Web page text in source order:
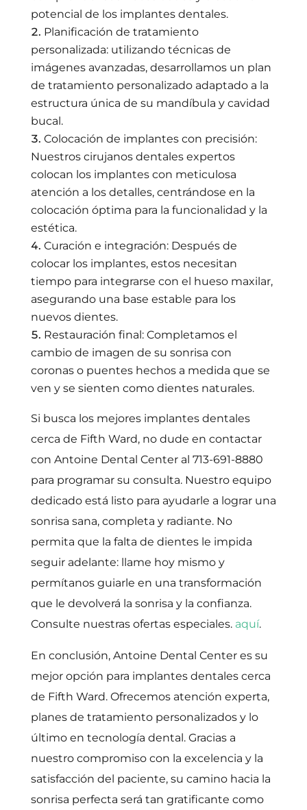
potencial de los implantes dentales.
Planificación de tratamiento
personalizada: utilizando técnicas de
imágenes avanzadas, desarrollamos un plan
de tratamiento personalizado adaptado a la
estructura única de su mandíbula y cavidad
bucal.
Colocación de implantes con precisión:
Nuestros cirujanos dentales expertos
colocan los implantes con meticulosa
atención a los detalles, centrándose en la
colocación óptima para la funcionalidad y la
estética.
Curación e integración: Después de
colocar los implantes, estos necesitan
tiempo para integrarse con el hueso maxilar,
asegurando una base estable para los
nuevos dientes.
Restauración final: Completamos el
cambio de imagen de su sonrisa con
coronas o puentes hechos a medida que se
ven y se sienten como dientes naturales.
Si busca los mejores implantes dentales
cerca de Fifth Ward, no dude en contactar
con Antoine Dental Center al 713-691-8880
para programar su consulta. Nuestro equipo
dedicado está listo para ayudarle a lograr una
sonrisa sana, completa y radiante. No
permita que la falta de dientes le impida
seguir adelante: llame hoy mismo y
permítanos guiarle en una transformación
que le devolverá la sonrisa y la confianza.
Consulte nuestras ofertas especiales. aquí.
En conclusión, Antoine Dental Center es su
mejor opción para implantes dentales cerca
de Fifth Ward. Ofrecemos atención experta,
planes de tratamiento personalizados y lo
último en tecnología dental. Gracias a
nuestro compromiso con la excelencia y la
satisfacción del paciente, su camino hacia la
sonrisa perfecta será tan gratificante como